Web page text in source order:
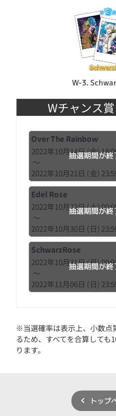
W-3.
Wチャンス
Over The Rainbow
2022年10月14日 (金)
〜
2022年10月21日 (金)
抽選期間が終
Edel Rose
2022年10月22日 (土)
〜
2022年10月30日 (日)
抽選期間が終
SchwarzRose
2022年10月31日 (月)
〜
2022年11月06日 (日)
抽選期間が終
※当選確率は表示上、小数点
るため、すべてを合算しても
ります。
トップ